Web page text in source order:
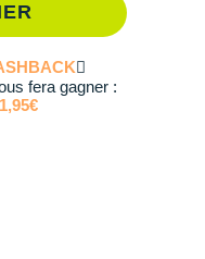
fera gagner :
1,95€